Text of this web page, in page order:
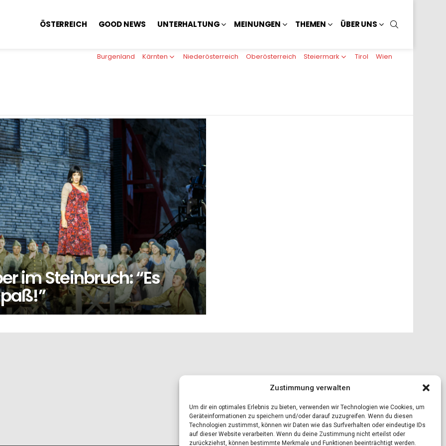
Zustimmung verwalten
Um dir ein optimales Erlebnis zu bieten, verwenden wir Technologien wie Cookies, um
Geräteinformationen zu speichern und/oder darauf zuzugreifen. Wenn du diesen
Technologien zustimmst, können wir Daten wie das Surfverhalten oder eindeutige IDs
auf dieser Website verarbeiten. Wenn du deine Zustimmung nicht erteilst oder
zurückziehst, können bestimmte Merkmale und Funktionen beeinträchtigt werden.
ÖSTERREICH GOOD NEWS UNTERHALTUNG MEINUNGEN THEMEN ÜBER UNS
Burgenland Kärnten Niederösterreich Oberösterreich Steiermark Tirol Wien
im Steinbruch: “Es